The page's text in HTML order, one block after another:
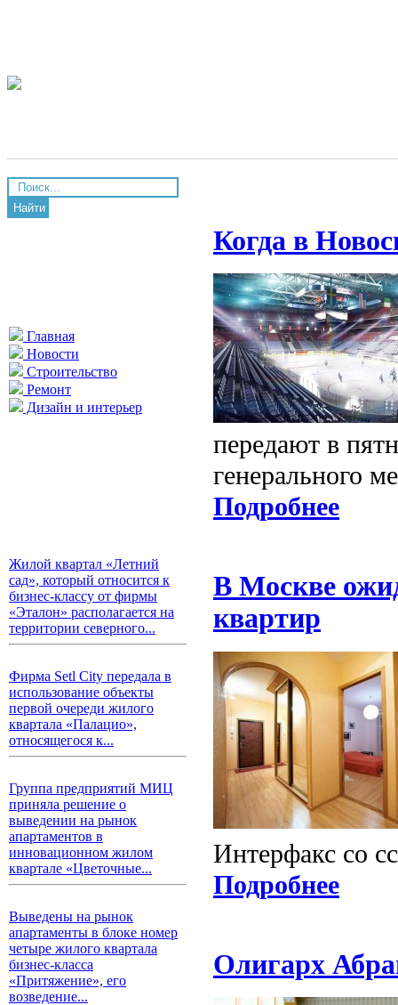
Найти
Главная
Новости
Строительство
Ремонт
Дизайн и интерьер
Жилой квартал «Летний
сад», который относится к
бизнес-классу от фирмы
«Эталон» располагается на
территории северного...
Фирма Setl City передала в
использование объекты
первой очереди жилого
квартала «Палацио»,
относящегося к...
Группа предприятий МИЦ
приняла решение о
выведении на рынок
апартаментов в
инновационном жилом
квартале «Цветочные...
Выведены на рынок
апартаменты в блоке номер
четыре жилого квартала
бизнес-класса
«Притяжение», его
возведение...
Когда в
передают в
генерального
Подробнее
В Москве
квартир
Интерфакс со
Подробнее
Олигарх